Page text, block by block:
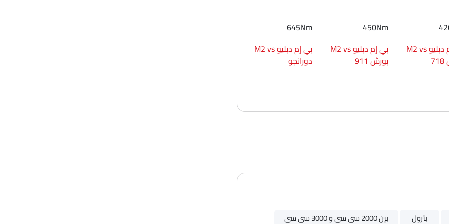
450Nm
645Nm
بي إم دبليو M2 vs
بي إم دبليو M2 vs
بورش 911
بي إم دبليو M2 vs
دورانجو
بترول بين 2000 سى سى و 3000 سى سى